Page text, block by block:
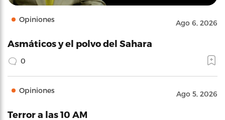
Opiniones Ago 6, 2026
Asmáticos y el polvo del Sahara
0
Opiniones Ago 5, 2026
Terror a las 10 AM